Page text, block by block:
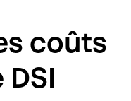
coûts